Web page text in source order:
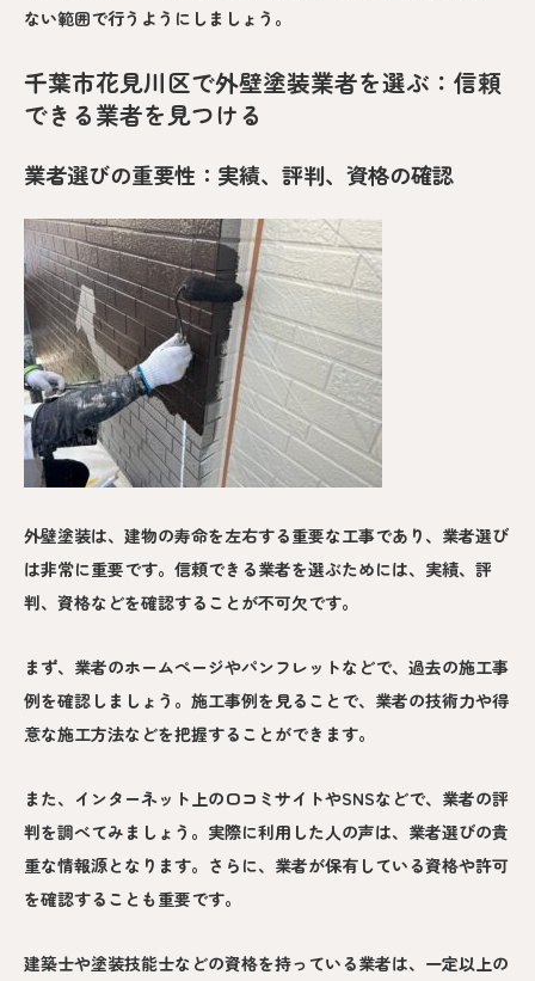
ない範囲で行うようにしましょう。
千葉市花見川区で外壁塗装業者を選ぶ：信頼
できる業者を見つける
業者選びの重要性：実績、評判、資格の確認
外壁塗装は、建物の寿命を左右する重要な工事であり、業者選び
は非常に重要です。信頼できる業者を選ぶためには、実績、評
判、資格などを確認することが不可欠です。
まず、業者のホームページやパンフレットなどで、過去の施工事
例を確認しましょう。施工事例を見ることで、業者の技術力や得
意な施工方法などを把握することができます。
また、インターネット上の口コミサイトやSNSなどで、業者の評
判を調べてみましょう。実際に利用した人の声は、業者選びの貴
重な情報源となります。さらに、業者が保有している資格や許可
を確認することも重要です。
建築士や塗装技能士などの資格を持っている業者は、一定以上の